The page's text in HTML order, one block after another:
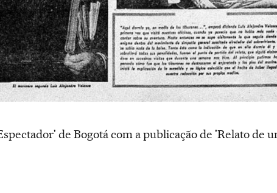
de Bogotá com a publicação de 'Relato de